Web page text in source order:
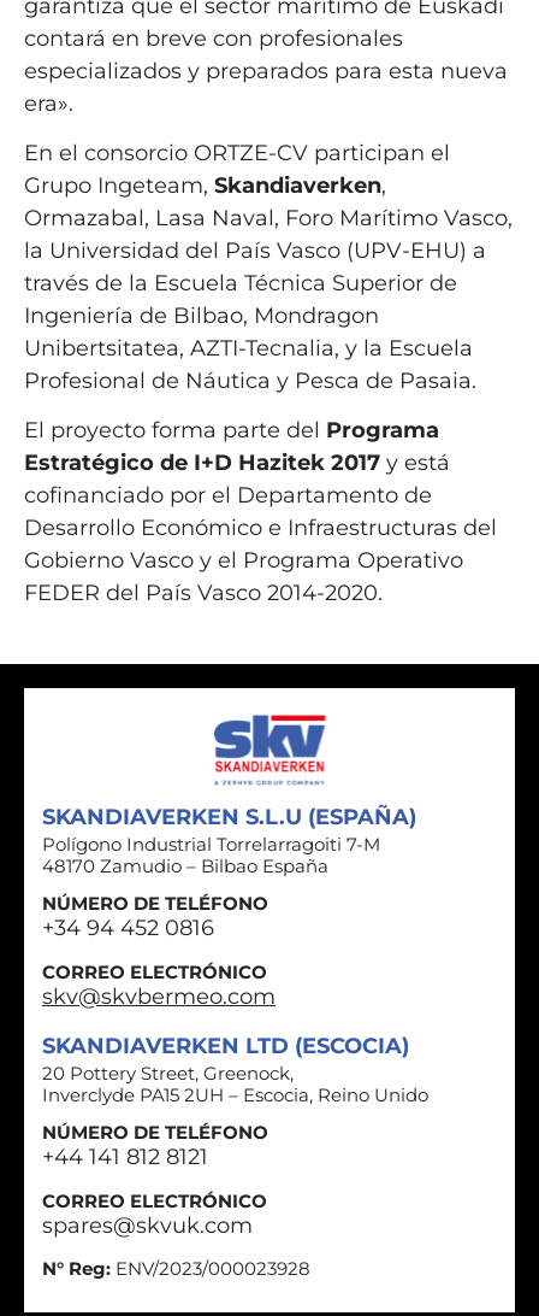
garantiza que el sector marítimo de Euskadi
contará en breve con profesionales
especializados y preparados para esta nueva
era».
En el consorcio ORTZE-CV participan el
Grupo Ingeteam, Skandiaverken,
Ormazabal, Lasa Naval, Foro Marítimo Vasco,
la Universidad del País Vasco (UPV-EHU) a
través de la Escuela Técnica Superior de
Ingeniería de Bilbao, Mondragon
Unibertsitatea, AZTI-Tecnalia, y la Escuela
Profesional de Náutica y Pesca de Pasaia.
El proyecto forma parte del Programa
Estratégico de I+D Hazitek 2017 y está
cofinanciado por el Departamento de
Desarrollo Económico e Infraestructuras del
Gobierno Vasco y el Programa Operativo
FEDER del País Vasco 2014-2020.
SKANDIAVERKEN S.L.U (ESPAÑA)
Polígono Industrial Torrelarragoiti 7-M
48170 Zamudio – Bilbao España
NÚMERO DE TELÉFONO
+34 94 452 0816
CORREO ELECTRÓNICO
skv@skvbermeo.com
SKANDIAVERKEN LTD (ESCOCIA)
20 Pottery Street, Greenock,
Inverclyde PA15 2UH – Escocia, Reino Unido
NÚMERO DE TELÉFONO
+44 141 812 8121
CORREO ELECTRÓNICO
spares@skvuk.com
N° Reg: ENV/2023/000023928